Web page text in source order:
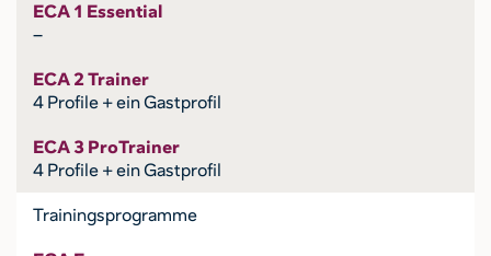
ECA 1 Essential
–
ECA 2 Trainer
4 Profile + ein Gastprofil
ECA 3 ProTrainer
4 Profile + ein Gastprofil
Trainingsprogramme